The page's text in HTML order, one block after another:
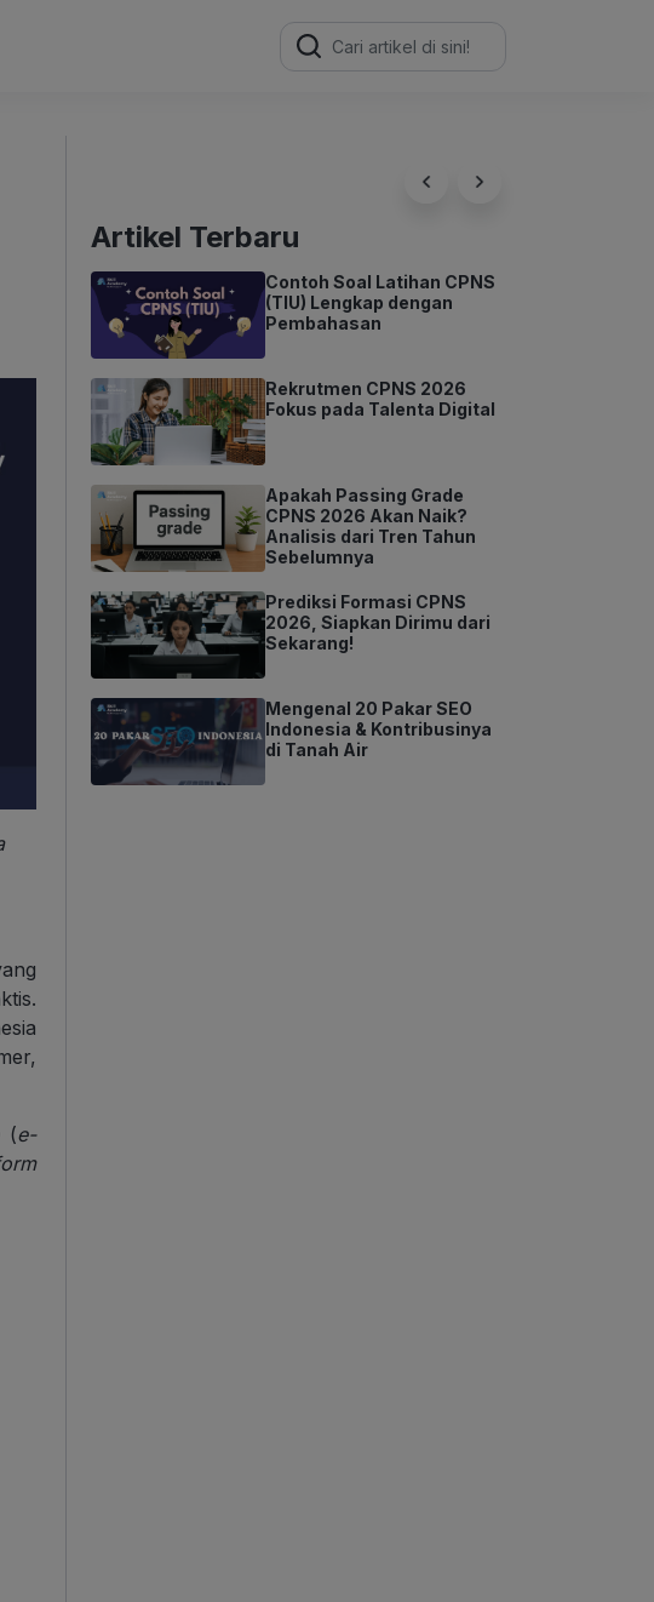
Search
for:
(e-
Artikel Terbaru
Contoh Soal Latihan CPNS
(TIU) Lengkap dengan
Pembahasan
Rekrutmen CPNS 2026
Fokus pada Talenta Digital
Apakah Passing Grade
CPNS 2026 Akan Naik?
Analisis dari Tren Tahun
Sebelumnya
Prediksi Formasi CPNS
2026, Siapkan Dirimu dari
Sekarang!
Mengenal 20 Pakar SEO
Indonesia & Kontribusinya
di Tanah Air